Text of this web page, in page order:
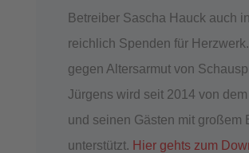
Betreiber Sascha Hauck auch
reichlich Spenden für
gegen Altersarmut von
Jürgens wird seit 2014 von
und seinen Gästen mit großem
unterstützt. Hier gehts zum